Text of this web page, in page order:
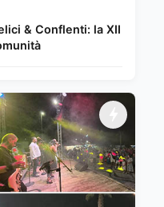
& Conflenti: la XII